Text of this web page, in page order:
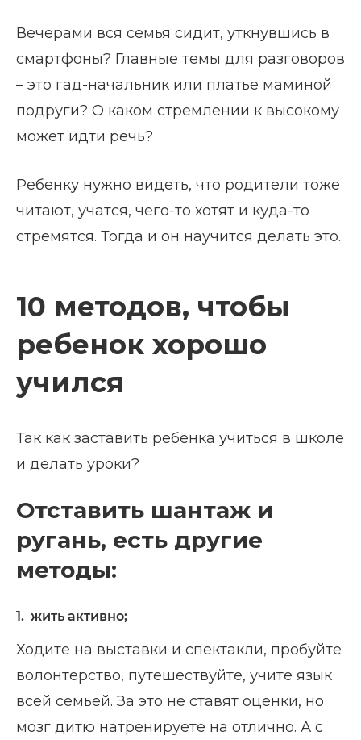
Вечерами вся семья сидит, уткнувшись в
смартфоны? Главные темы для разговоров
– это гад-начальник или платье маминой
подруги? О каком стремлении к высокому
может идти речь?
Ребенку нужно видеть, что родители тоже
читают, учатся, чего-то хотят и куда-то
стремятся. Тогда и он научится делать это.
10 методов, чтобы
ребенок хорошо
учился
Так как заставить ребёнка учиться в школе
и делать уроки?
Отставить шантаж и
ругань, есть другие
методы:
1. жить активно;
Ходите на выставки и спектакли, пробуйте
волонтерство, путешествуйте, учите язык
всей семьей. За это не ставят оценки, но
мозг дитю натренируете на отлично. А с